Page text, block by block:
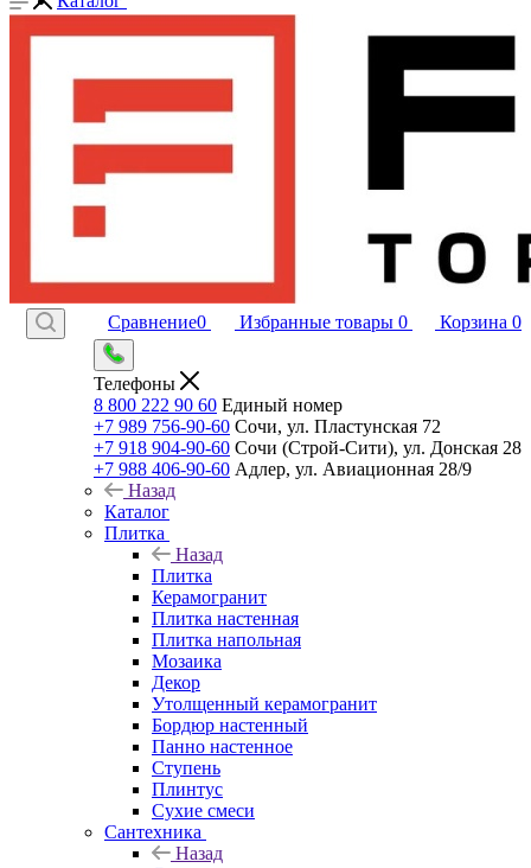
Сравнение0 Избранные товары 0 Корзина 0
Телефоны
8 800 222 90 60 Единый номер
+7 989 756-90-60 Сочи, ул. Пластунская 72
+7 918 904-90-60 Сочи (Строй-Сити), ул. Донская 28
+7 988 406-90-60 Адлер, ул. Авиационная 28/9
Назад
Каталог
Плитка
Назад
Плитка
Керамогранит
Плитка настенная
Плитка напольная
Мозаика
Декор
Утолщенный керамогранит
Бордюр настенный
Панно настенное
Ступень
Плинтус
Сухие смеси
Сантехника
Назад